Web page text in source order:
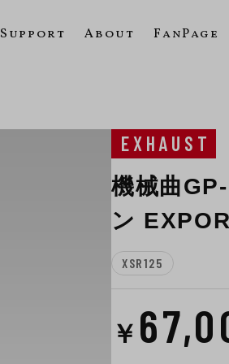
Support About FanPage
EXHAUST
機械曲
ン
XSR125
￥